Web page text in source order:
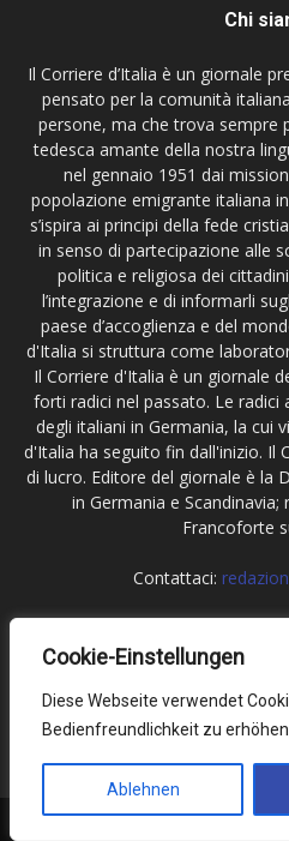
Cookie-Einstellungen
Diese Webseite verwendet
Bedienfreundlichkeit zu erhöhen.
Ablehnen
Chi
Il Corriere d’Italia è un giornale
pensato per la comunità
persone, ma che trova sempre
tedesca amante della nostra
nel gennaio 1951 dai
popolazione emigrante italiana
s’ispira ai principi della fede
in senso di partecipazione alle
politica e religiosa dei
l’integrazione e di informarli
paese d’accoglienza e del
d'Italia si struttura come
Il Corriere d'Italia è un giornale
forti radici nel passato. Le
degli italiani in Germania, la cui
d'Italia ha seguito fin dall'inizio. Il
di lucro. Editore del giornale è la
in Germania e
Francoforte
Contattaci: